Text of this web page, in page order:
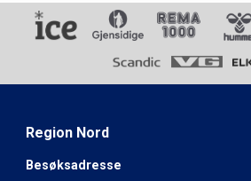
Region Nord
Besøksadresse